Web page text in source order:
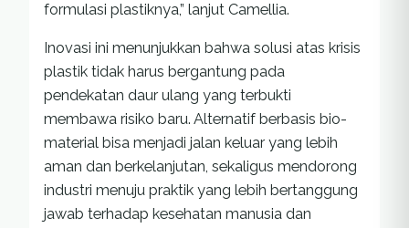
formulasi plastiknya,” lanjut Camellia.
Inovasi ini menunjukkan bahwa solusi atas krisis
plastik tidak harus bergantung pada
pendekatan daur ulang yang terbukti
membawa risiko baru. Alternatif berbasis bio-
material bisa menjadi jalan keluar yang lebih
aman dan berkelanjutan, sekaligus mendorong
industri menuju praktik yang lebih bertanggung
jawab terhadap kesehatan manusia dan